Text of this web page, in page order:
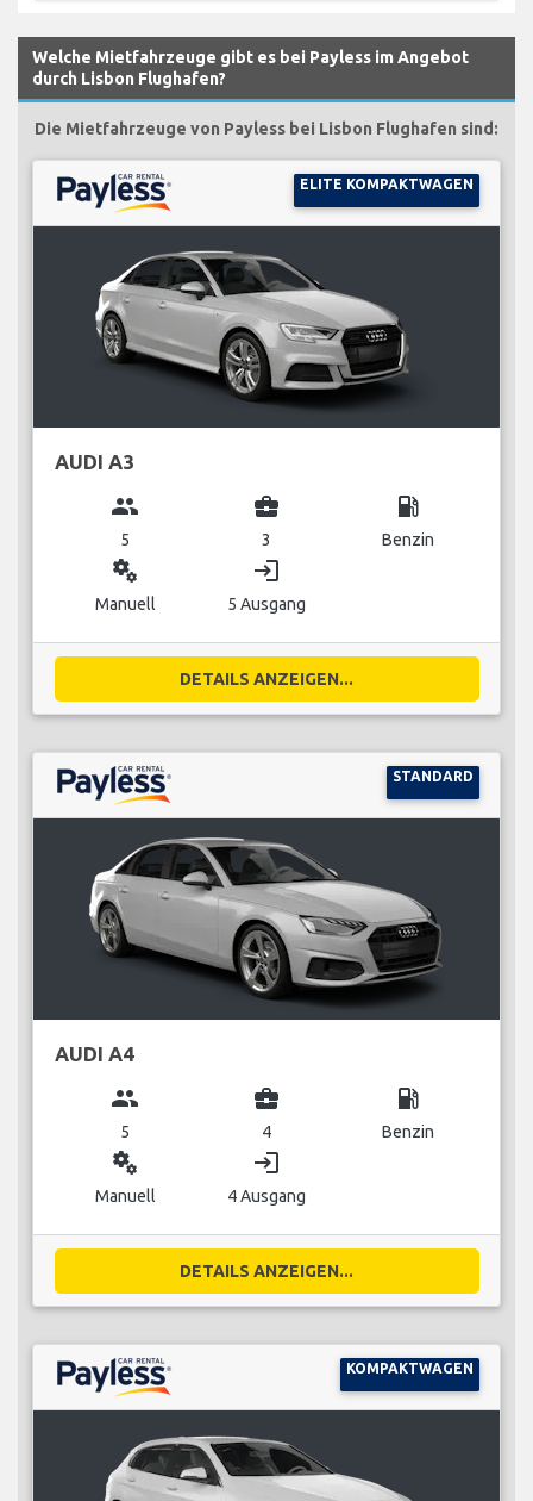
Welche Mietfahrzeuge gibt es bei Payless im Angebot
durch Lisbon Flughafen?
Die Mietfahrzeuge von Payless bei Lisbon Flughafen sind:
ELITE KOMPAKTWAGEN
AUDI A3
group
5
business_center
3
local_gas_station
Benzin
miscellaneous_services
Manuell
login
5 Ausgang
DETAILS ANZEIGEN...
STANDARD
AUDI A4
group
5
business_center
4
local_gas_station
Benzin
miscellaneous_services
Manuell
login
4 Ausgang
DETAILS ANZEIGEN...
KOMPAKTWAGEN